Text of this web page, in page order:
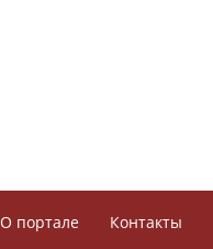
О портале Контакты